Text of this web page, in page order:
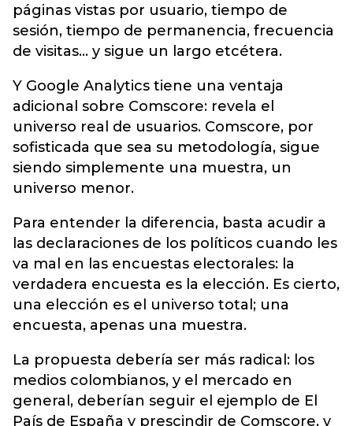
páginas vistas por usuario, tiempo de
sesión, tiempo de permanencia, frecuencia
de visitas… y sigue un largo etcétera.
Y Google Analytics tiene una ventaja
adicional sobre Comscore: revela el
universo real de usuarios. Comscore, por
sofisticada que sea su metodología, sigue
siendo simplemente una muestra, un
universo menor.
Para entender la diferencia, basta acudir a
las declaraciones de los políticos cuando les
va mal en las encuestas electorales: la
verdadera encuesta es la elección. Es cierto,
una elección es el universo total; una
encuesta, apenas una muestra.
La propuesta debería ser más radical: los
medios colombianos, y el mercado en
general, deberían seguir el ejemplo de El
País de España y prescindir de Comscore, y